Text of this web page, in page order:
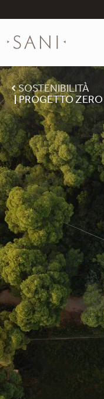
SOSTENIBILITÀ
PROGETTO